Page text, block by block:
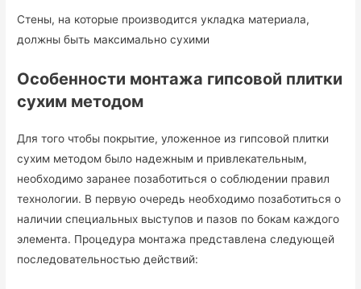
Стены, на которые производится укладка материала,
должны быть максимально сухими
Особенности монтажа гипсовой плитки
сухим методом
Для того чтобы покрытие, уложенное из гипсовой плитки
сухим методом было надежным и привлекательным,
необходимо заранее позаботиться о соблюдении правил
технологии. В первую очередь необходимо позаботиться о
наличии специальных выступов и пазов по бокам каждого
элемента. Процедура монтажа представлена следующей
последовательностью действий: